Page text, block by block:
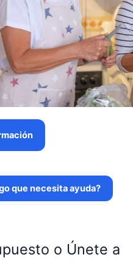
que necesita ayuda?
o Únete a